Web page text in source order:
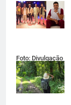
Foto: Divulgação